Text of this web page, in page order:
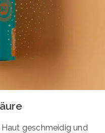
geschmeidig und